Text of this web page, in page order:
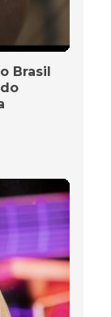
Brasil